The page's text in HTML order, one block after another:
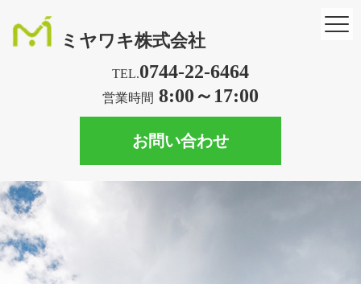
ミヤワキ株式会社
TEL.0744-22-6464
営業時間 8:00～17:00
お問い合わせ